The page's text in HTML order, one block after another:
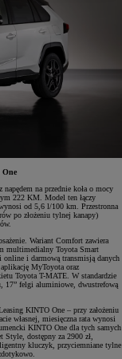
One
na przednie koła o mocy
222 KM. Model ten łączy
od 5,6 l/100 km. Przestronna
po złożeniu tylnej kanapy)
Wariant Comfort zawiera
multimedialny Toyota Smart
online i darmową transmisją danych
MyToyota oraz
Toyota T-MATE. W standardzie
17” felgi aluminiowe, dwustrefową
KINTO One – przy założeniu
własnej, miesięczna rata wynosi
KINTO One dla tych samych
Style, dostępny za 2900 zł,
kluczyk, przyciemniane tylne